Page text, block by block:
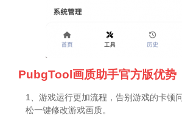
PubgTool画质助手官方版优势
1、游戏运行更加流程，告别游戏的卡顿
松一键修改游戏画质。